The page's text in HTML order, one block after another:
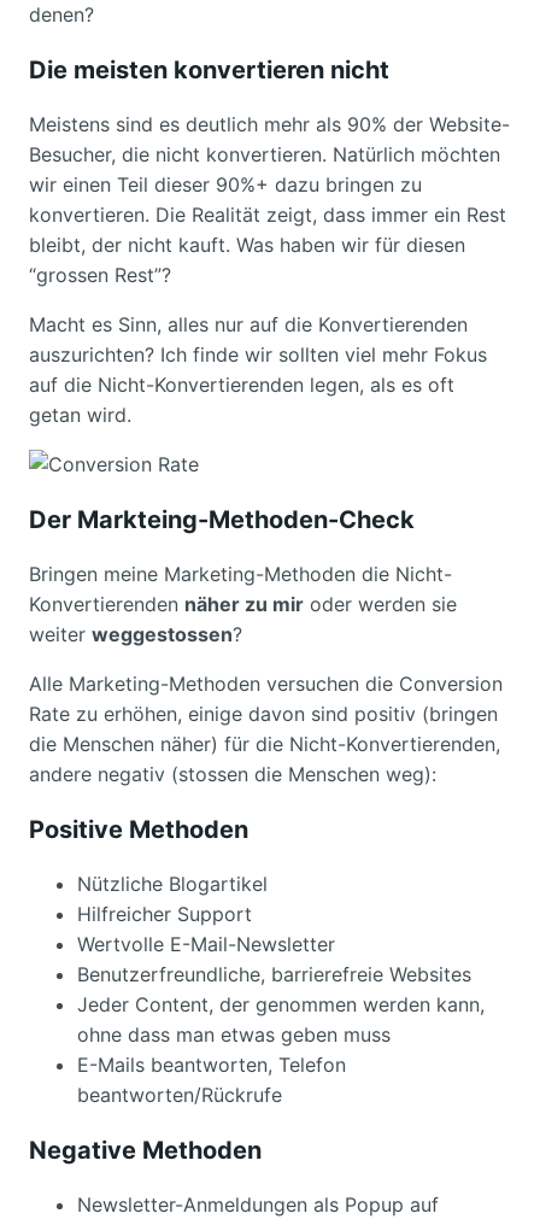
denen?
Die meisten konvertieren nicht
Meistens sind es deutlich mehr als 90% der Website-
Besucher, die nicht konvertieren. Natürlich möchten
wir einen Teil dieser 90%+ dazu bringen zu
konvertieren. Die Realität zeigt, dass immer ein Rest
bleibt, der nicht kauft. Was haben wir für diesen
“grossen Rest”?
Macht es Sinn, alles nur auf die Konvertierenden
auszurichten? Ich finde wir sollten viel mehr Fokus
auf die Nicht-Konvertierenden legen, als es oft
getan wird.
Der Markteing-Methoden-Check
Bringen meine Marketing-Methoden die Nicht-
Konvertierenden näher zu mir oder werden sie
weiter weggestossen?
Alle Marketing-Methoden versuchen die Conversion
Rate zu erhöhen, einige davon sind positiv (bringen
die Menschen näher) für die Nicht-Konvertierenden,
andere negativ (stossen die Menschen weg):
Positive Methoden
Nützliche Blogartikel
Hilfreicher Support
Wertvolle E-Mail-Newsletter
Benutzerfreundliche, barrierefreie Websites
Jeder Content, der genommen werden kann,
ohne dass man etwas geben muss
E-Mails beantworten, Telefon
beantworten/Rückrufe
Negative Methoden
Newsletter-Anmeldungen als Popup auf